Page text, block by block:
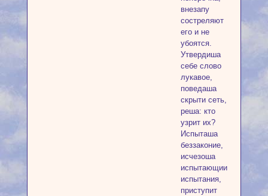
внезапу
состреляют
его и не
убоятся.
Утвердиша
себе слово
лукавое,
поведаша
скрыти сеть,
реша: кто
узрит их?
Испыташа
беззаконие,
исчезоша
испытающии
испытания,
приступит